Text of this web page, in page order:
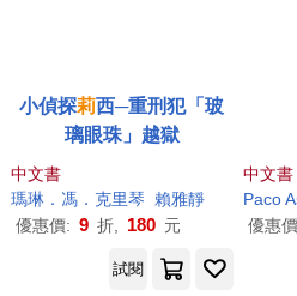
小偵探莉西─重刑犯「玻
璃眼珠」越獄
中文書
瑪琳．馮．克里琴
賴雅靜
優惠價: 9 折, 180 元
中文書
Paco
優惠
試閱